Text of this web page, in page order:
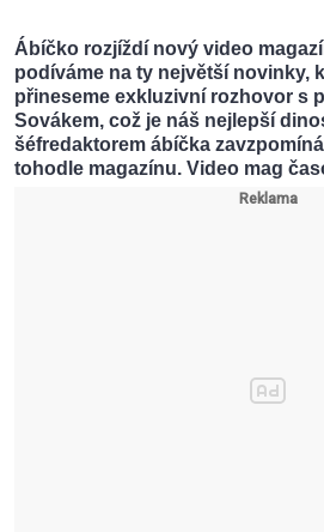
Ábíčko rozjíždí nový video
podíváme na ty největší novinky,
přineseme exkluzivní rozhovor s
Sovákem, což je náš nejlepší
šéfredaktorem ábíčka
tohodle magazínu. Video mag